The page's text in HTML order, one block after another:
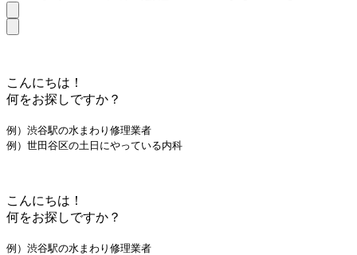
こんにちは！
何をお探しですか？
例）渋谷駅の水まわり修理業者
例）世田谷区の土日にやっている内科
こんにちは！
何をお探しですか？
例）渋谷駅の水まわり修理業者